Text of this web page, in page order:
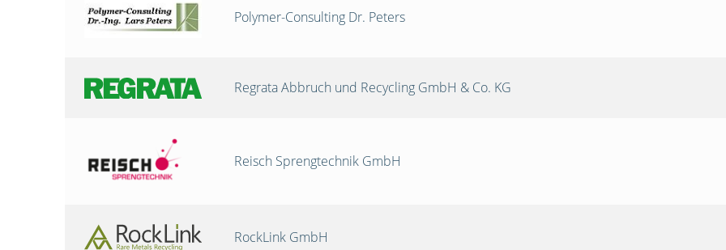
Polymer-Consulting Dr. Peters
Regrata Abbruch und Recycling GmbH & Co. KG
Reisch Sprengtechnik GmbH
RockLink GmbH